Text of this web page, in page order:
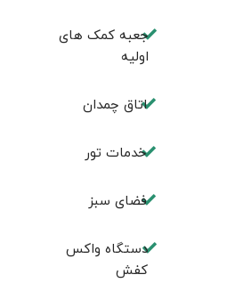
جعبه کمک های
اولیه
اتاق چمدان
خدمات تور
فضای سبز
دستگاه واکس
کفش